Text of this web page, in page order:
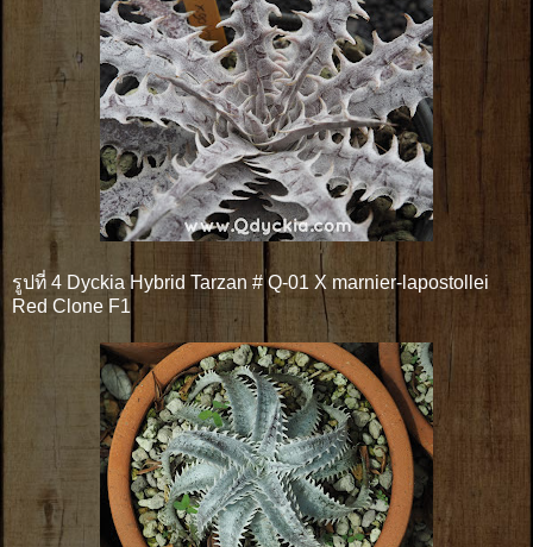
รูปที่ 4 Dyckia Hybrid Tarzan # Q-01 X marnier-lapostollei
Red Clone F1